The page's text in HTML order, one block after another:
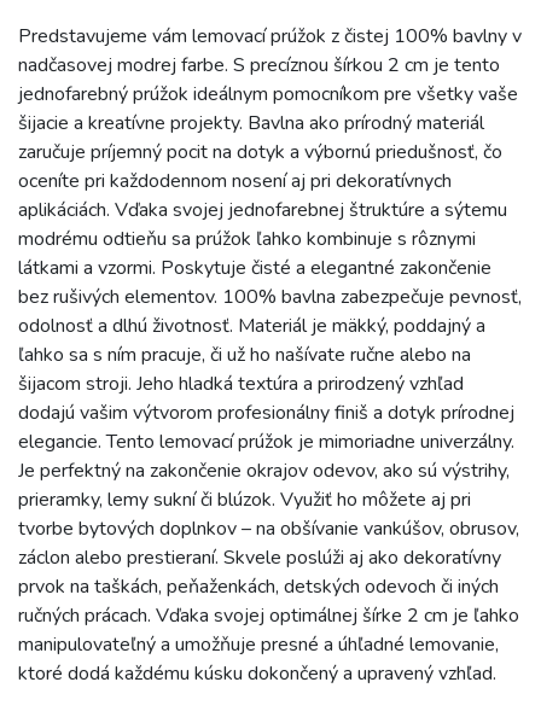
Predstavujeme vám lemovací prúžok z čistej 100% bavlny v
nadčasovej modrej farbe. S precíznou šírkou 2 cm je tento
jednofarebný prúžok ideálnym pomocníkom pre všetky vaše
šijacie a kreatívne projekty. Bavlna ako prírodný materiál
zaručuje príjemný pocit na dotyk a výbornú priedušnosť, čo
oceníte pri každodennom nosení aj pri dekoratívnych
aplikáciách. Vďaka svojej jednofarebnej štruktúre a sýtemu
modrému odtieňu sa prúžok ľahko kombinuje s rôznymi
látkami a vzormi. Poskytuje čisté a elegantné zakončenie
bez rušivých elementov. 100% bavlna zabezpečuje pevnosť,
odolnosť a dlhú životnosť. Materiál je mäkký, poddajný a
ľahko sa s ním pracuje, či už ho našívate ručne alebo na
šijacom stroji. Jeho hladká textúra a prirodzený vzhľad
dodajú vašim výtvorom profesionálny finiš a dotyk prírodnej
elegancie. Tento lemovací prúžok je mimoriadne univerzálny.
Je perfektný na zakončenie okrajov odevov, ako sú výstrihy,
prieramky, lemy sukní či blúzok. Využiť ho môžete aj pri
tvorbe bytových doplnkov – na obšívanie vankúšov, obrusov,
záclon alebo prestieraní. Skvele poslúži aj ako dekoratívny
prvok na taškách, peňaženkách, detských odevoch či iných
ručných prácach. Vďaka svojej optimálnej šírke 2 cm je ľahko
manipulovateľný a umožňuje presné a úhľadné lemovanie,
ktoré dodá každému kúsku dokončený a upravený vzhľad.